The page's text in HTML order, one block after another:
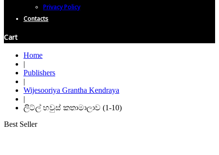
Privacy Policy
Contacts
Cart
Home
|
Publishers
|
Wijesooriya Grantha Kendraya
|
ලිට්ල් හවුස් කතාමාලාව (1-10)
Best Seller